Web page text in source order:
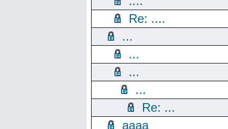
Re: ....
...
...
...
...
Re: ...
aaaa